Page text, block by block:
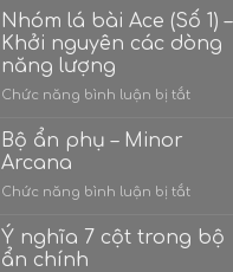
Nhóm lá bài Ace (Số 1) –
Khởi nguyên các dòng
năng lượng
Chức năng bình luận bị tắtở
(Số
–
Bộ ẩn phụ – Minor
Arcana
Chức năng bình luận bị tắtở
ẩn
phụ
Ý nghĩa 7 cột trong bộ
ẩn chính